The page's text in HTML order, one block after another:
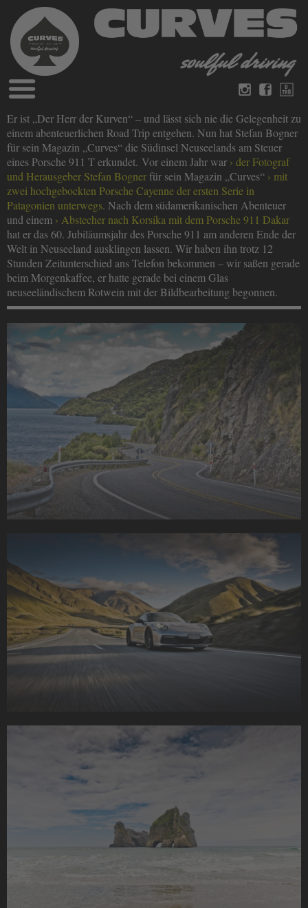
Blog
Magazine
Bücher
Videos
Deutsch Englisch
über Curves
Impressum
Datenschutz
Kontakt
Er ist „Der Herr der Kurven“ – und lässt sich nie die Gelegenheit zu
einem abenteuerlichen Road Trip entgehen. Nun hat Stefan Bogner
für sein Magazin „Curves“ die Südinsel Neuseelands am Steuer
eines Porsche 911 T erkundet. Vor einem Jahr war
der Fotograf
und Herausgeber Stefan Bognerfür sein Magazin „Curves“
mit
zwei hochgebockten Porsche Cayenne der ersten Serie in
Patagonien unterwegs. Nach dem südamerikanischen Abenteuer
und einem
Abstecher nach Korsika mit dem Porsche 911 Dakar
hat er das 60. Jubiläumsjahr des Porsche 911 am anderen Ende der
Welt in Neuseeland ausklingen lassen. Wir haben ihn trotz 12
Stunden Zeitunterschied ans Telefon bekommen – wir saßen gerade
beim Morgenkaffee, er hatte gerade bei einem Glas
neuseeländischem Rotwein mit der Bildbearbeitung begonnen.